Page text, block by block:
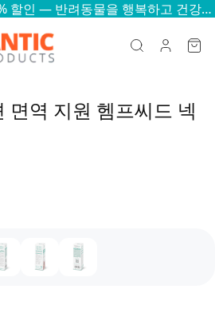
모든 반려동물 용품 20% 할인 — 반려동물을 행복하고 건강하게
역 지원 헴프씨드 넥